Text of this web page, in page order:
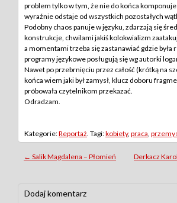
problem tylko w tym, że nie do końca komponuje
wyraźnie odstaje od wszystkich pozostałych
Podobny chaos panuje w języku, zdarzają się
konstrukcje, chwilami jakiś kolokwializm
a momentami trzeba się zastanawiać gdzie była
programy językowe posługują się wg autorki
Nawet po przebrnięciu przez całość (krótką na
końca wiem jaki był zamysł, klucz doboru
próbowała czytelnikom przekazać.
Odradzam.
Kategorie:Reportaż . Tagi:kobiety, praca
Post
← Salik Magdalena – Płomień
Derkacz
Dodaj komentarz